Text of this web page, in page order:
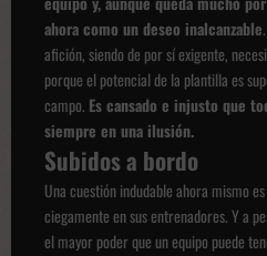
ahora como un deseo inalcanzable
afición, siendo de por sí exigente,
porque el potencial de la plantilla es
campo. Es cansado e injusto que
siempre en una ilusión.
Subidos a bordo
Una cuestión indudable ahora mismo
ciegamente en sus entrenadores. Y a
el mayor poder que un equipo puede